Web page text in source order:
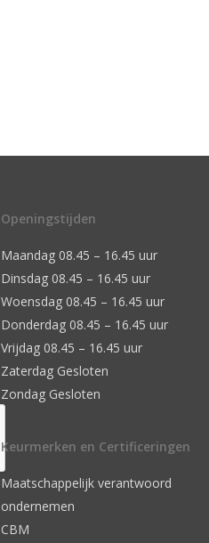
Openingstijden
Maandag 08.45 – 16.45 uur
Dinsdag 08.45 – 16.45 uur
Woensdag 08.45 – 16.45 uur
Donderdag 08.45 – 16.45 uur
Vrijdag 08.45 – 16.45 uur
Zaterdag Gesloten
Zondag Gesloten
Keurmerken en Certificeringen
Maatschappelijk verantwoord
ondernemen
CBM